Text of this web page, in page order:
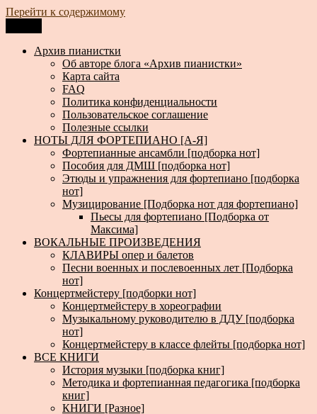
Перейти к содержимому
Архив пианистки
Всё для пианистов: ноты, книги, музыка, статьи…
Архив пианистки
Об авторе блога «Архив пианистки»
Карта сайта
FAQ
Политика конфиденциальности
Пользовательское соглашение
Полезные ссылки
НОТЫ ДЛЯ ФОРТЕПИАНО [А-Я]
Фортепианные ансамбли [подборка нот]
Пособия для ДМШ [подборка нот]
Этюды и упражнения для фортепиано [подборка
нот]
Музицирование [Подборка нот для фортепиано]
Пьесы для фортепиано [Подборка от
Максима]
ВОКАЛЬНЫЕ ПРОИЗВЕДЕНИЯ
КЛАВИРЫ опер и балетов
Песни военных и послевоенных лет [Подборка
нот]
Концертмейстеру [подборки нот]
Концертмейстеру в хореографии
Музыкальному руководителю в ДДУ [подборка
нот]
Концертмейстеру в классе флейты [подборка нот]
ВСЕ КНИГИ
История музыки [подборка книг]
Методика и фортепианная педагогика [подборка
книг]
КНИГИ [Разное]